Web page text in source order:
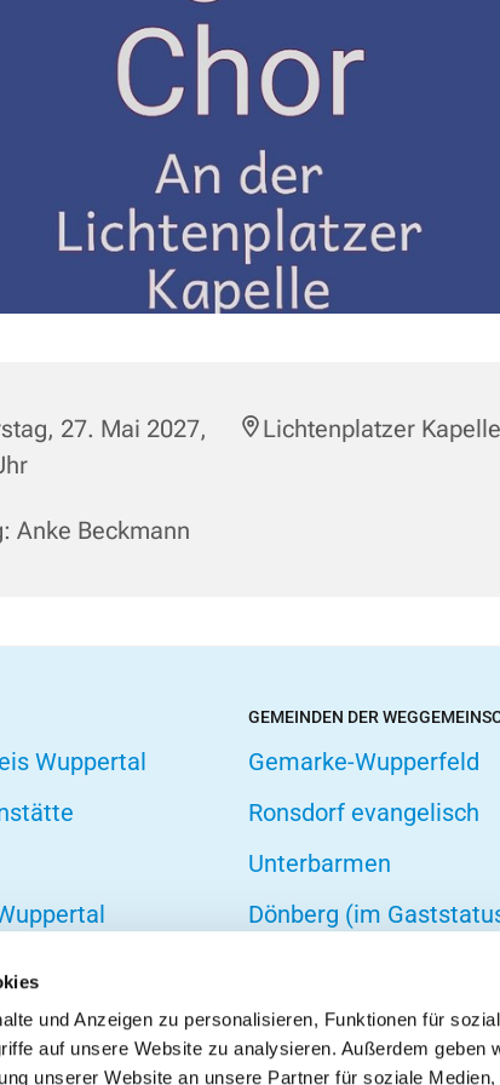
und Anzeigen zu personalisieren, Funktionen für
auf unsere Website zu analysieren. Außerdem geben
unserer Website an unsere Partner für soziale Medien,
27. Mai 2027,
Lichtenplatzer Kapelle
Anke Beckmann
Wuppertal
GEMEINDEN DER
Gemarke-Wupperfeld
Ronsdorf evangelisch
Unterbarmen
Dönberg (im